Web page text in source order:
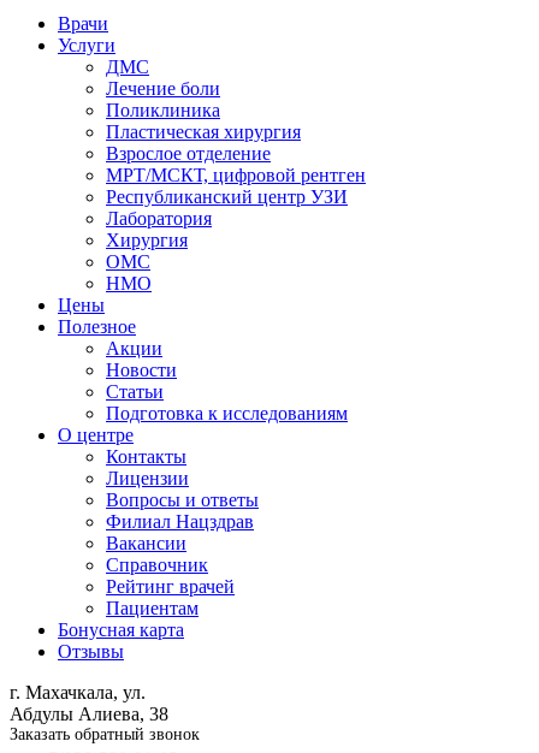
Врачи
Услуги
ДМС
Лечение боли
Поликлиника
Пластическая хирургия
Взрослое отделение
МРТ/МСКТ, цифровой рентген
Республиканский центр УЗИ
Лаборатория
Хирургия
ОМС
НМО
Цены
Полезное
Акции
Новости
Статьи
Подготовка к исследованиям
О центре
Контакты
Лицензии
Вопросы и ответы
Филиал Нацздрав
Вакансии
Справочник
Рейтинг врачей
Пациентам
Бонусная карта
Отзывы
г. Махачкала, ул.
Абдулы Алиева, 38
Заказать обратный звонок